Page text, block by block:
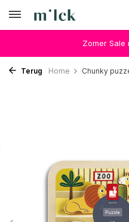
Zomer Sale
Terug Home Chunky